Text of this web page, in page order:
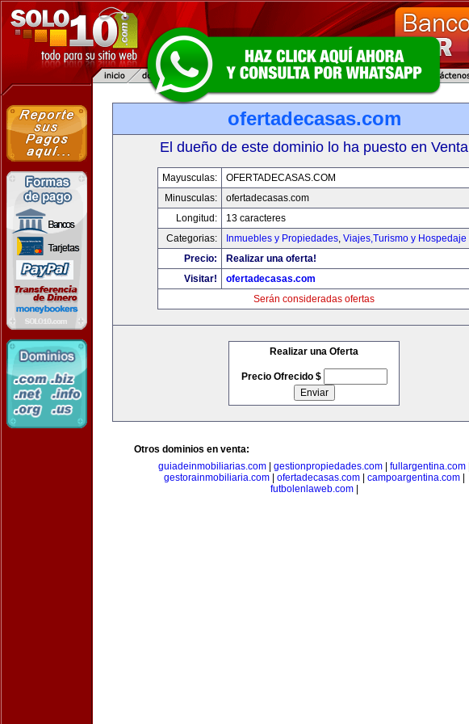
ofertadecasas.com
El dueño de este dominio lo ha puesto en Venta
Mayusculas:
OFERTADECASAS.COM
Minusculas:
ofertadecasas.com
Longitud:
13 caracteres
Categorias:
Inmuebles y Propiedades, Viajes,Turismo y Hospedaje
Precio:
Realizar una oferta!
Visitar!
ofertadecasas.com
Serán consideradas ofertas
Realizar una Oferta
Precio Ofrecido $
Otros dominios en venta:
guiadeinmobiliarias.com| gestionpropiedades.com| fullargentina.com|
gestorainmobiliaria.com| ofertadecasas.com| campoargentina.com|
futbolenlaweb.com|